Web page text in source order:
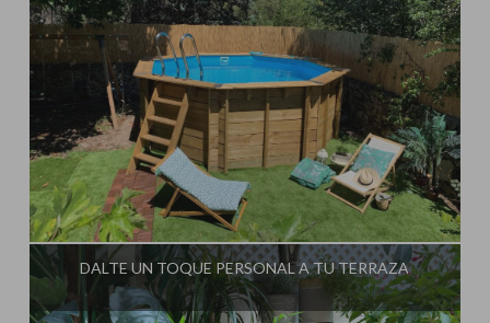
Influencer:Mimo de Mami
DALTE UN TOQUE PERSONAL A TU TERRAZA